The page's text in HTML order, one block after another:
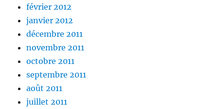
février 2012
janvier 2012
décembre 2011
novembre 2011
octobre 2011
septembre 2011
août 2011
juillet 2011